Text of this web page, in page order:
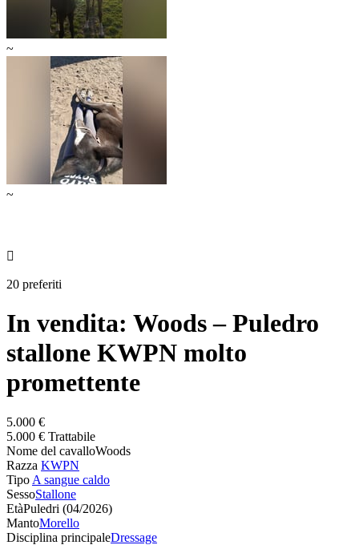
~
~

20 preferiti
In vendita: Woods – Puledro
stallone KWPN molto
promettente
5.000 €
5.000 € Trattabile
Nome del cavalloWoods
Razza KWPN
Tipo A sangue caldo
SessoStallone
EtàPuledri (04/2026)
MantoMorello
Disciplina principaleDressage